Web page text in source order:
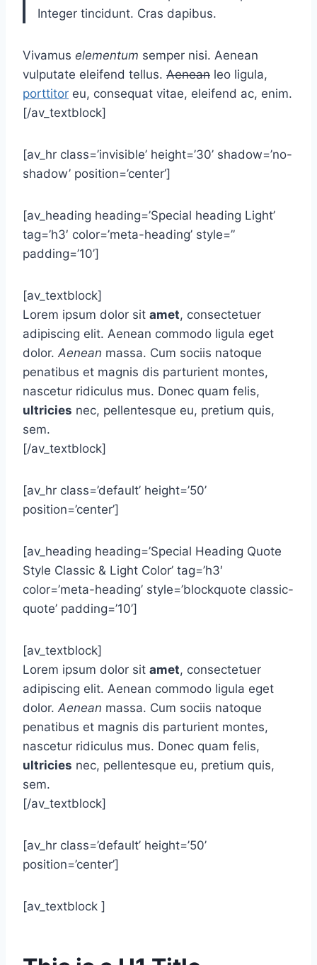
Integer tincidunt. Cras dapibus.
Vivamus elementum semper nisi. Aenean
vulputate eleifend tellus. Aenean leo ligula,
porttitor eu, consequat vitae, eleifend ac, enim.
[/av_textblock]
[av_hr class=’invisible’ height=’30’ shadow=’no-
shadow’ position=’center’]
[av_heading heading=’Special heading Light’
tag=’h3′ color=’meta-heading’ style=”
padding=’10’]
[av_textblock]
Lorem ipsum dolor sit amet, consectetuer
adipiscing elit. Aenean commodo ligula eget
dolor. Aenean massa. Cum sociis natoque
penatibus et magnis dis parturient montes,
nascetur ridiculus mus. Donec quam felis,
ultricies nec, pellentesque eu, pretium quis,
sem.
[/av_textblock]
[av_hr class=’default’ height=’50’
position=’center’]
[av_heading heading=’Special Heading Quote
Style Classic & Light Color’ tag=’h3′
color=’meta-heading’ style=’blockquote classic-
quote’ padding=’10’]
[av_textblock]
Lorem ipsum dolor sit amet, consectetuer
adipiscing elit. Aenean commodo ligula eget
dolor. Aenean massa. Cum sociis natoque
penatibus et magnis dis parturient montes,
nascetur ridiculus mus. Donec quam felis,
ultricies nec, pellentesque eu, pretium quis,
sem.
[/av_textblock]
[av_hr class=’default’ height=’50’
position=’center’]
[av_textblock ]